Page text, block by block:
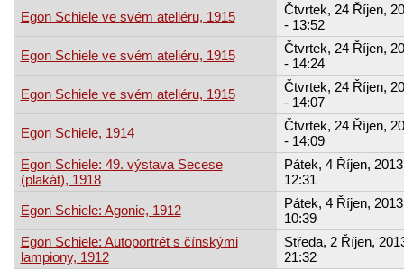
Egon Schiele ve svém ateliéru, 1915
Čtvrtek, 24 Říjen,
- 13:52
Egon Schiele ve svém ateliéru, 1915
Čtvrtek, 24 Říjen,
- 14:24
Egon Schiele ve svém ateliéru, 1915
Čtvrtek, 24 Říjen,
- 14:07
Egon Schiele, 1914
Čtvrtek, 24 Říjen,
- 14:09
Egon Schiele: 49. výstava Secese
(plakát), 1918
Pátek, 4 Říjen,
12:31
Egon Schiele: Agonie, 1912
Pátek, 4 Říjen,
10:39
Egon Schiele: Autoportrét s čínskými
lampiony, 1912
Středa, 2 Říjen,
21:32